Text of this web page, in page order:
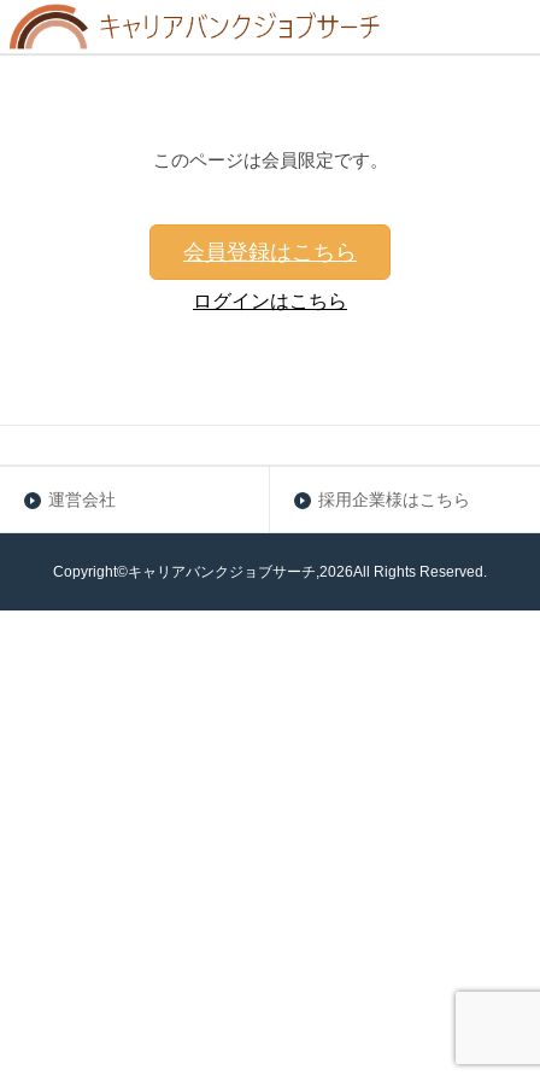
このページは会員限定です。
会員登録はこちら
ログインはこちら
運営会社 採用企業様はこちら
Copyright©キャリアバンクジョブサーチ,2026All Rights Reserved.